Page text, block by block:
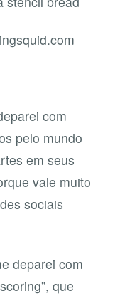
com
pelo mundo
em seus
vale muito
sociais
deparei com
que